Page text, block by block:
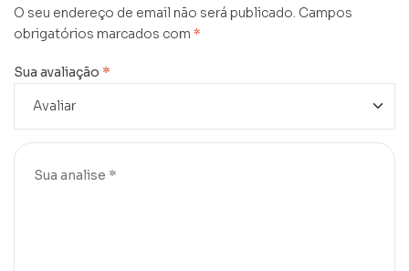
O seu endereço de email não será publicado. Campos
obrigatórios marcados com *
Sua avaliação *